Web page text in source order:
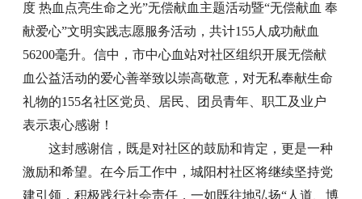
度 热血点亮生命之光”无偿献血主题活动暨“无偿献血 奉
献爱心”文明实践志愿服务活动，共计155人成功献血
56200毫升。信中，市中心血站对社区组织开展无偿献
血公益活动的爱心善举致以崇高敬意，对无私奉献生命
礼物的155名社区党员、居民、团员青年、职工及业户
表示衷心感谢！
这封感谢信，既是对社区的鼓励和肯定，更是一种
激励和希望。在今后工作中，城阳村社区将继续坚持党
建引领，积极践行社会责任，一如既往地弘扬“人道、博